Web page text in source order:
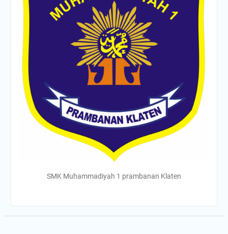
SMK Muhammadiyah 1 prambanan Klaten